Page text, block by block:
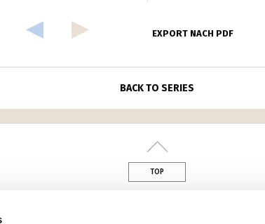
EXPORT NACH PDF
BACK TO SERIES
TOP